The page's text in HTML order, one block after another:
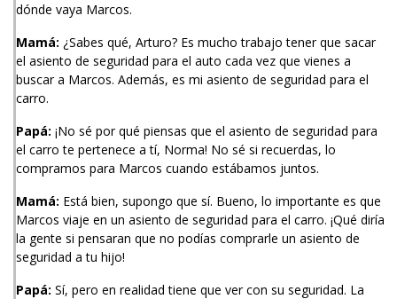
dónde vaya Marcos.
Mamá: ¿Sabes qué, Arturo? Es mucho trabajo tener que sacar
el asiento de seguridad para el auto cada vez que vienes a
buscar a Marcos. Además, es mi asiento de seguridad para el
carro.
Papá: ¡No sé por qué piensas que el asiento de seguridad para
el carro te pertenece a tí, Norma! No sé si recuerdas, lo
compramos para Marcos cuando estábamos juntos.
Mamá: Está bien, supongo que sí. Bueno, lo importante es que
Marcos viaje en un asiento de seguridad para el carro. ¡Qué diría
la gente si pensaran que no podías comprarle un asiento de
seguridad a tu hijo!
Papá: Sí, pero en realidad tiene que ver con su seguridad. La